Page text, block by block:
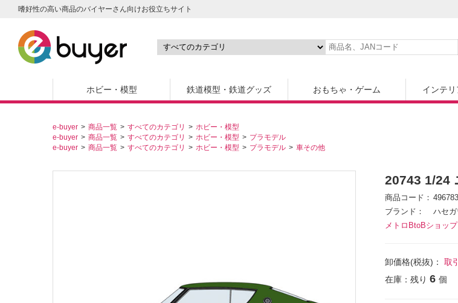
嗜好性の高い商品のバイヤーさん向けお役立ちサイト
ホビー・模型 鉄道模型・鉄道グッズ おもちゃ・ゲーム インテ
e-buyer 商品一覧 すべてのカテゴリ
ホビー・模型
e-buyer
商品一覧 すべてのカテゴリ ホビー・模型
プラモデル
e-buyer
商品一覧 すべてのカテゴリ ホビー・模型 プラモデル 車その他
20743 1/24
商品コード
ブランド
ハセガ
メトロBtoBショップ
卸価格(税抜)： 取
在庫：残り 6 個